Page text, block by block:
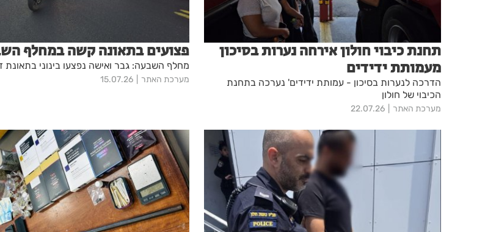
תחנת כיבוי חולון אירחה נערות בסיכון
מעמותת ידידים
הדרכה לנערות בסיכון - עמותת ידידים' נערכה בתחנת
הכיבוי של חולון
מערכת האתר 22.07.26
פצועים בתאונה קשה במחלף
מחלף השבעה: גבר ואישה נפצעו בינוני בתאונת
מערכת האתר 15.07.26